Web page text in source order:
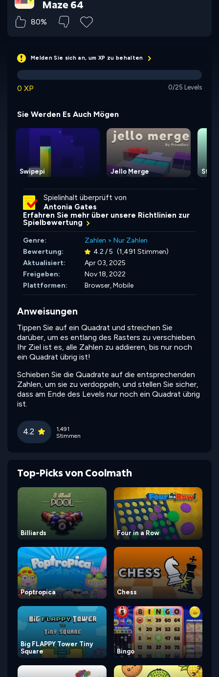
Maze 64
80%
Melden Sie sich an, um XP zu behalten
0 XP 0/25 Levels
Sie Werden Es Auch Mögen
Swipepi Jello Merge
Spielinhalt überprüft von
Antonia Gates
Erfahren Sie mehr über unsere Richtlinien zur
Spielbewertung
Genre: Zahlen > Nur Zahlen
Bewertung:
4.2 / 5 (1,491 Stimmen)
Aktualisiert:
Apr 03, 2025
Freigeben:
Nov 18, 2022
Plattformen:
Browser, Mobile
Anweisungen
Tippen Sie auf ein Quadrat und streichen Sie
darüber, um es entlang des Rasters zu verschieben.
Ihr Ziel ist es, alle Zahlen zu addieren, bis nur noch
ein Quadrat übrig ist!
Schieben Sie die Quadrate auf die entsprechenden
Zahlen, um sie zu verdoppeln, und stellen Sie sicher,
dass am Ende des Levels nur noch ein Quadrat übrig
ist.
4.2
1,491
Stimmen
Top-Picks von Coolmath
Billiards Four in a Row
Poptropica Chess
Big FLAPPY Tower Tiny
Square
Bingo